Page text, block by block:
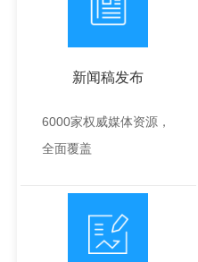
新闻稿发布
6000家权威媒体资源，
全面覆盖